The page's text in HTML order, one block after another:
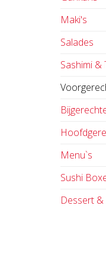
Maki's
Salades
Sashimi &
Menu`s
Sushi
Dessert